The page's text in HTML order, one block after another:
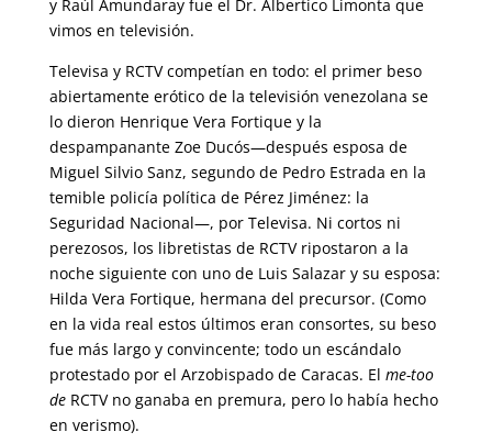
y Raúl Amundaray fue el Dr. Albertico Limonta que
vimos en televisión.
Televisa y RCTV competían en todo: el primer beso
abiertamente erótico de la televisión venezolana se
lo dieron Henrique Vera Fortique y la
despampanante Zoe Ducós—después esposa de
Miguel Silvio Sanz, segundo de Pedro Estrada en la
temible policía política de Pérez Jiménez: la
Seguridad Nacional—, por Televisa. Ni cortos ni
perezosos, los libretistas de RCTV ripostaron a la
noche siguiente con uno de Luis Salazar y su esposa:
Hilda Vera Fortique, hermana del precursor. (Como
en la vida real estos últimos eran consortes, su beso
fue más largo y convincente; todo un escándalo
protestado por el Arzobispado de Caracas. El me-too
deRCTV no ganaba en premura, pero lo había hecho
en verismo).